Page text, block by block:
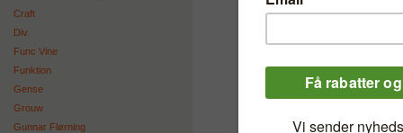
Craft
Div.
Func Vine
Funktion
Gense
Grouw
Gunnar Flørning